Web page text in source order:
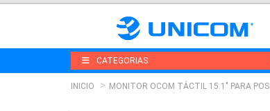
CATEGORIAS
INICIO MONITOR OCOM TÁCTIL 15.1" PARA POS